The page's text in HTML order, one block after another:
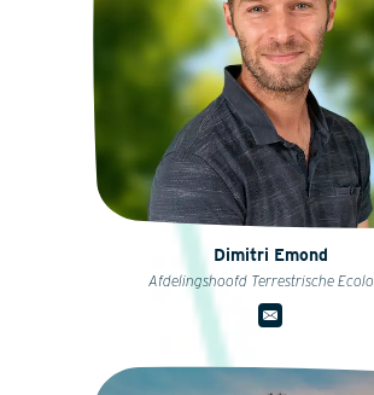
Dimitri Emond
Afdelingshoofd Terrestrische